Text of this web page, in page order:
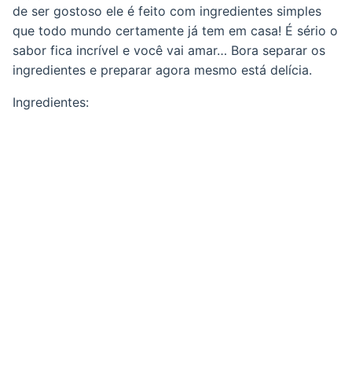
de ser gostoso ele é feito com ingredientes simples
que todo mundo certamente já tem em casa! É sério o
sabor fica incrível e você vai amar… Bora separar os
ingredientes e preparar agora mesmo está delícia.
Ingredientes: